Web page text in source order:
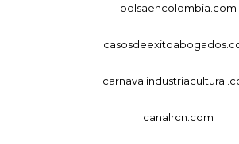
bolsaencolombia.com
canalrcn.com